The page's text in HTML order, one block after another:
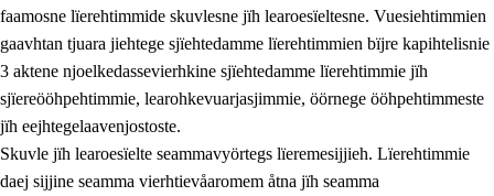
faamosne lïerehtimmide skuvlesne jïh learoesïeltesne. Vuesiehtimmien
gaavhtan tjuara jiehtege sjïehtedamme lïerehtimmien bïjre kapihtelisnie
3 aktene njoelkedassevierhkine sjïehtedamme lïerehtimmie jïh
sjïereööhpehtimmie, learohkevuarjasjimmie, öörnege ööhpehtimmeste
jïh eejhtegelaavenjostoste.
Skuvle jïh learoesïelte seammavyörtegs lïeremesijjieh. Lïerehtimmie
daej sijjine seamma vierhtievåaromem åtna jïh seamma